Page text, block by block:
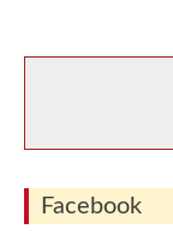
Facebook